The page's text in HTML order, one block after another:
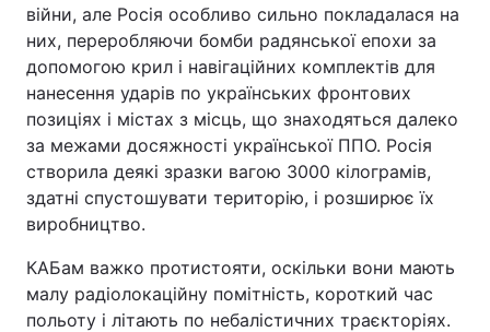
війни, але Росія особливо сильно покладалася на
них, переробляючи бомби радянської епохи за
допомогою крил і навігаційних комплектів для
нанесення ударів по українських фронтових
позиціях і містах з місць, що знаходяться далеко
за межами досяжності української ППО. Росія
створила деякі зразки вагою 3000 кілограмів,
здатні спустошувати територію, і розширює їх
виробництво.
КАБам важко протистояти, оскільки вони мають
малу радіолокаційну помітність, короткий час
польоту і літають по небалістичних траєкторіях.